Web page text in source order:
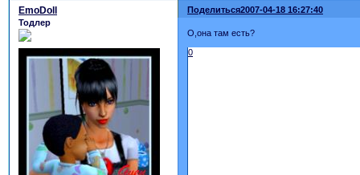
Поделиться2007-04-18 16:27:40
EmoDoll
Тодлер
О,она там есть?
0